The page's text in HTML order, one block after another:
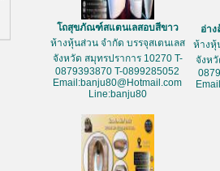
โถสุขภัณฑ์สแตนเลสอบสีขาว
ห้างหุ้นส่วน จำกัด บรรจุสเตนเลส
จังหวัด สมุทรปราการ 10270 T-
0879393870 T-0899285052
Email:banju80@Hotmail.com
Line:banju80
อ่า
ห้างหุ้
จังห